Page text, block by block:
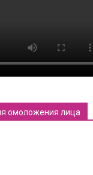
омоложения лица